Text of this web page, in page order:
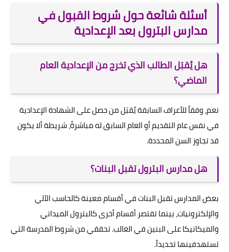
أسئلة شائعة حول شروط القبول في
مدارس البترول بعد الإعدادية
هل يُقبَل الطالب الذي تخرج من الإعدادية العام
الماضي؟
نعم، وفقاً للأعراف السابقة يُقبَل من حصل على الشهادة الإعدادية
في نفس عام التقديم أو العام السابق له مباشرةً، شريطة ألا يكون
قد تجاوز السن المحددة.
هل مدارس البترول تقبل البنات؟
بعض المدارس تقبل البنات في أقسام معينة كالحاسب الآلي
والإلكترونيات، بينما تقتصر أقسام أخرى كالبترول الميداني
والميكانيكا على البنين في الغالب. تحققي من شروط المدرسة التي
تستهدفينها تحديداً.